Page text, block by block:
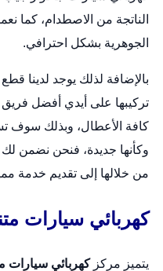
الناتجة من الاصطدام، كما
الجوهرية بشكل احترافي.
بالإضافة لذلك يوجد لدينا
تركيبها على أيدي أفضل
كافة الأعطال، وبذلك سوف
وكأنها جديدة، فنحن نضمن
من خلالها إلى تقديم خدمة
كهربائي سيارات
يتميز مركزكهربائي سيارات